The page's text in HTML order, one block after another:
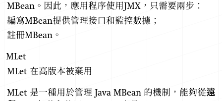
MBean。因此，應用程序使用JMX，只需要兩步：
編寫MBean提供管理接口和監控數據；
註冊MBean。
MLet
MLet 在高版本被棄用
MLet 是一種用於管理 Java MBean 的機制，能夠從遠